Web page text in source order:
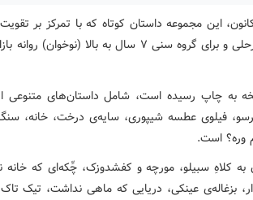
این مجموعه داستان کوتاه که با تمرکز بر
کودکان، به‌ویژه حس شنوایی طراحی شده، با قطع رحلی و برای گروه سنی ۷ سال به بالا
عینکی» که با شمارگان ۲هزار نسخه به چاپ رسیده است، شامل داستان‌های
ترسو، فیلوی عطسه شیپوری، سایه‌ی درخت، خانه،
وره؟ است.
کلاهِ سبیلو، مورچه و کفشدوزک، چِّکه‌ای که خانه
بزغاله‌ی عینکی، دریایی که ماهی نداشت، تیک